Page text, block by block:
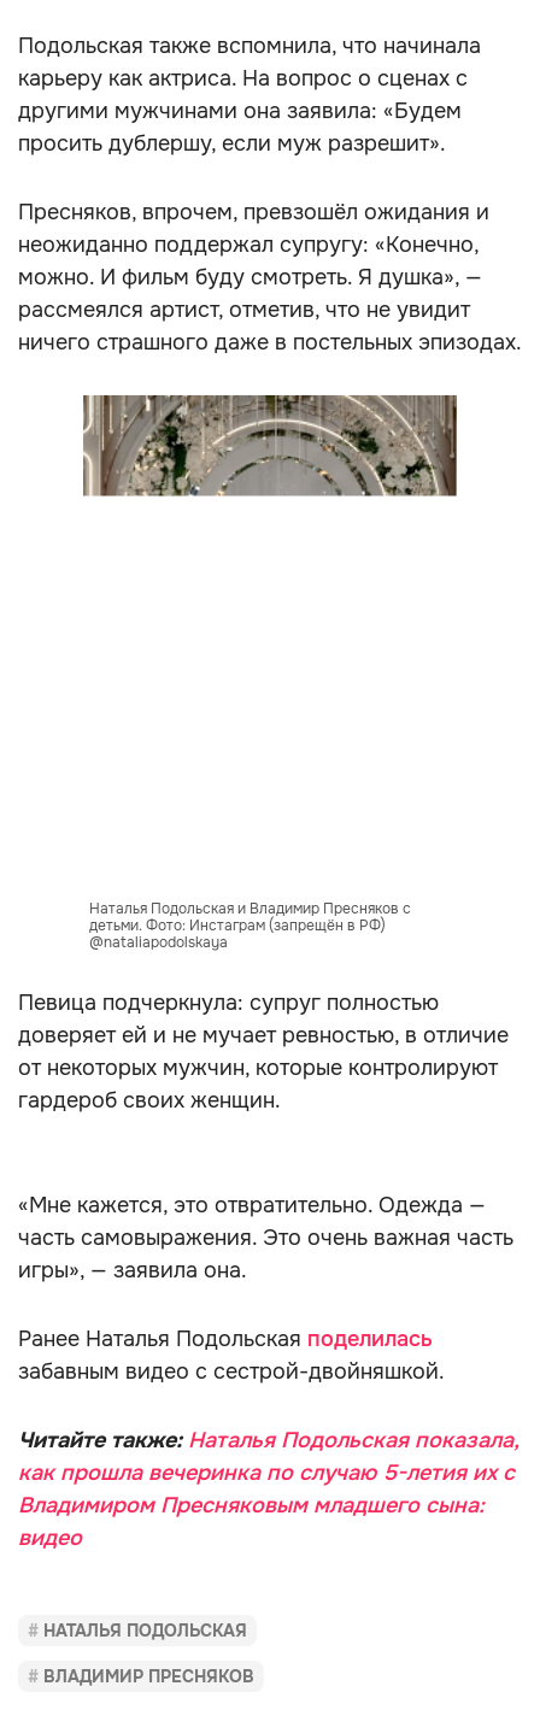
Подольская также вспомнила, что начинала
карьеру как актриса. На вопрос о сценах с
другими мужчинами она заявила: «Будем
просить дублершу, если муж разрешит».
Пресняков, впрочем, превзошёл ожидания и
неожиданно поддержал супругу: «Конечно,
можно. И фильм буду смотреть. Я душка», —
рассмеялся артист, отметив, что не увидит
ничего страшного даже в постельных эпизодах.
Наталья Подольская и Владимир Пресняков с
детьми. Фото: Инстаграм (запрещён в РФ)
@nataliapodolskaya
Певица подчеркнула: супруг полностью
доверяет ей и не мучает ревностью, в отличие
от некоторых мужчин, которые контролируют
гардероб своих женщин.
«Мне кажется, это отвратительно. Одежда —
часть самовыражения. Это очень важная часть
игры», — заявила она.
Ранее Наталья Подольская поделилась
забавным видео с сестрой-двойняшкой.
Читайте также: Наталья Подольская показала,
как прошла вечеринка по случаю 5-летия их с
Владимиром Пресняковым младшего сына:
видео
НАТАЛЬЯ ПОДОЛЬСКАЯ
ВЛАДИМИР ПРЕСНЯКОВ